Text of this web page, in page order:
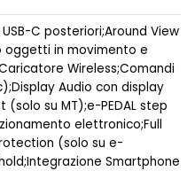
C posteriori;Around View
oggetti in movimento e
Wireless;Comandi
Audio con display
(solo su MT);e-PEDAL step
elettronico;Full
(solo su e-
Smartphone